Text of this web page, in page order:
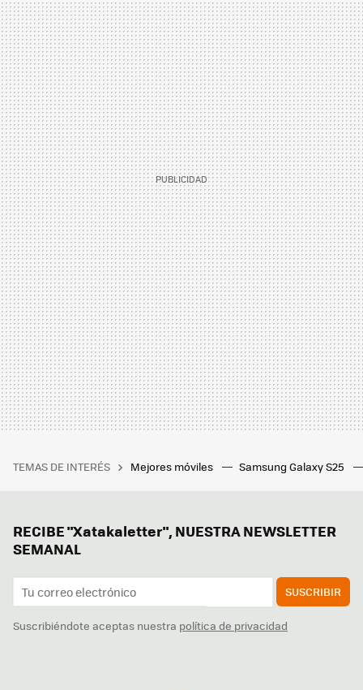
TEMAS DE INTERÉS Mejores móviles Samsung Galaxy S25
RECIBE "Xatakaletter", NUESTRA NEWSLETTER
SEMANAL
SUSCRIBIR
Suscribiéndote aceptas nuestra política de privacidad